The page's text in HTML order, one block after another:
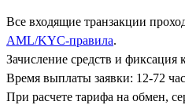
Все входящие транзакции
AML/KYC-правила.
Зачисление средств и фиксация
Время выплаты заявки: 12-72
При расчете тарифа на обмен,